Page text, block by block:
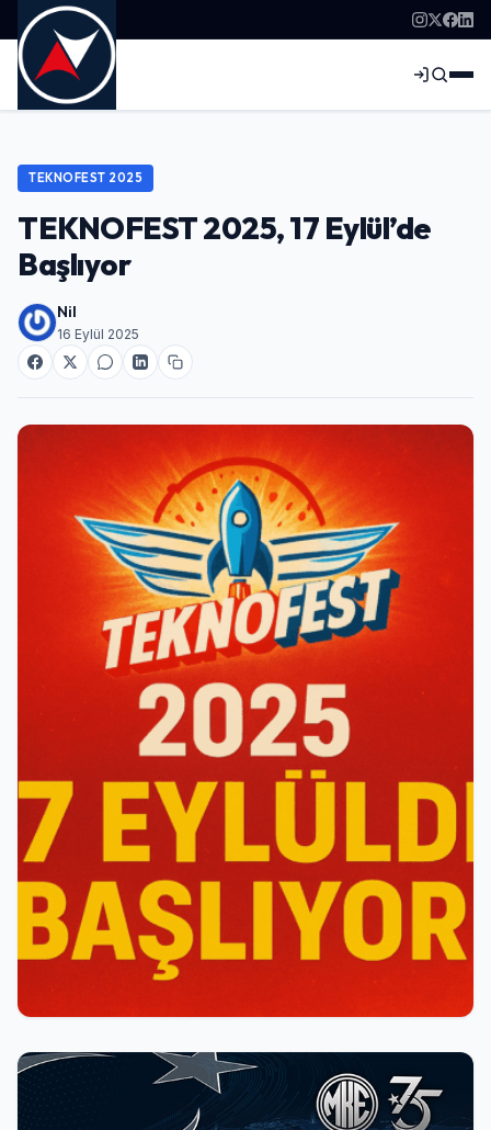
TEKNOFEST 2025
TEKNOFEST 2025, 17 Eylül’de
Başlıyor
Nil
16 Eylül 2025